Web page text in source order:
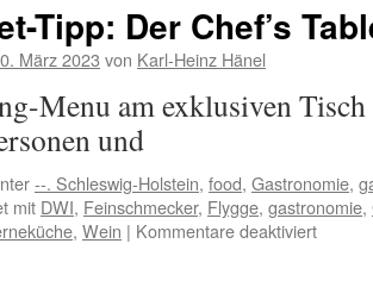
Sternekochqualität
&
nur
deutsche
Weine?
Tipp: Der Chef’s
März 2023 von Karl-Heinz Hänel
Menu am exklusiven
und
--. Schleswig-Holstein, food, Gastronomie,
mit DWI, Feinschmecker, Flygge, gastronomie,
, Wein | Kommentare deaktiviertfür